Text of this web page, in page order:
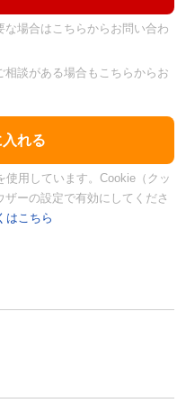
場合はこちらからお問い合わ
談がある場合もこちらからお
使用しています。Cookie（クッ
ーの設定で有効にしてくださ
はこちら